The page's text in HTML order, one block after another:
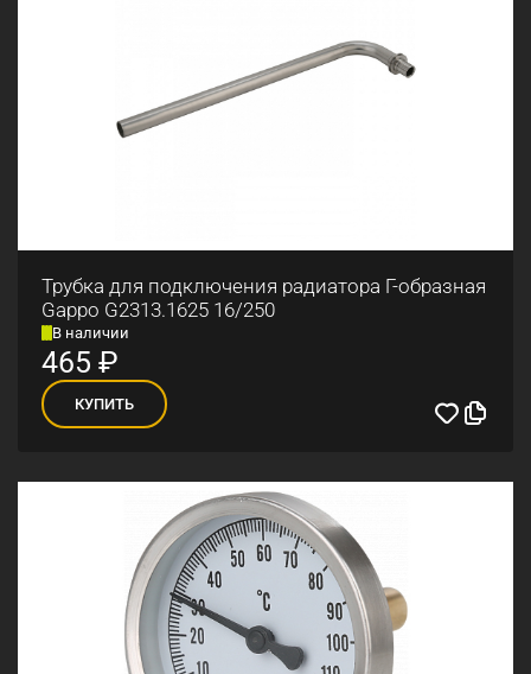
Трубка для подключения радиатора Г-образная
Gappo G2313.1625 16/250
В наличии
465 ₽
КУПИТЬ